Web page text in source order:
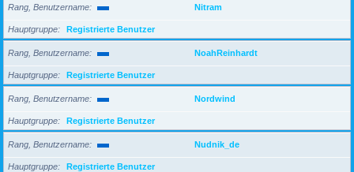
Rang, Benutzername Nitram
Hauptgruppe Registrierte Benutzer
Rang, Benutzername NoahReinhardt
Hauptgruppe Registrierte Benutzer
Rang, Benutzername Nordwind
Hauptgruppe Registrierte Benutzer
Rang, Benutzername Nudnik_de
Hauptgruppe Registrierte Benutzer